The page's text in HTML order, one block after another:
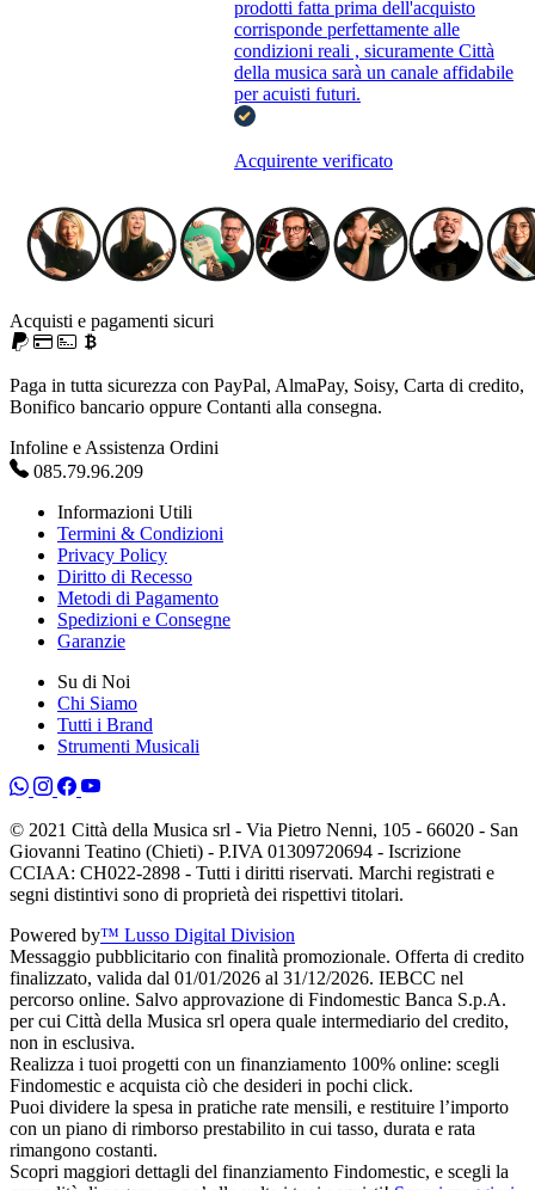
prodotti fatta prima dell'acquisto
corrisponde perfettamente alle
condizioni reali , sicuramente Città
della musica sarà un canale affidabile
per acuisti futuri.
Acquirente verificato
Acquisti e pagamenti sicuri
Paga in tutta sicurezza con PayPal, AlmaPay, Soisy, Carta di credito,
Bonifico bancario oppure Contanti alla consegna.
Infoline e Assistenza Ordini
085.79.96.209
Informazioni Utili
Termini & Condizioni
Privacy Policy
Diritto di Recesso
Metodi di Pagamento
Spedizioni e Consegne
Garanzie
Su di Noi
Chi Siamo
Tutti i Brand
Strumenti Musicali
© 2021 Città della Musica srl - Via Pietro Nenni, 105 - 66020 - San
Giovanni Teatino (Chieti) - P.IVA 01309720694 - Iscrizione
CCIAA: CH022-2898 - Tutti i diritti riservati. Marchi registrati e
segni distintivi sono di proprietà dei rispettivi titolari.
Powered by™ Lusso Digital Division
Messaggio pubblicitario con finalità promozionale. Offerta di credito
finalizzato, valida dal 01/01/2026 al 31/12/2026. IEBCC nel
percorso online. Salvo approvazione di Findomestic Banca S.p.A.
per cui Città della Musica srl opera quale intermediario del credito,
non in esclusiva.
Realizza i tuoi progetti con un finanziamento 100% online: scegli
Findomestic e acquista ciò che desideri in pochi click.
Puoi dividere la spesa in pratiche rate mensili, e restituire l’importo
con un piano di rimborso prestabilito in cui tasso, durata e rata
rimangono costanti.
Scopri maggiori dettagli del finanziamento Findomestic, e scegli la